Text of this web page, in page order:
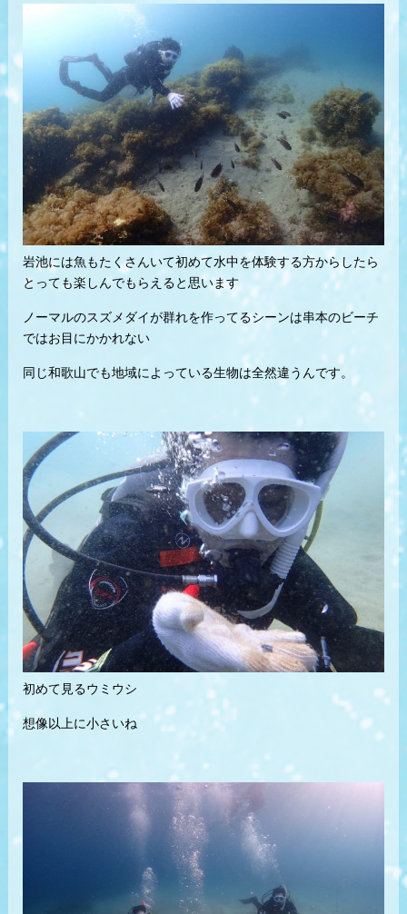
岩池には魚もたくさんいて初めて水中を体験する方からしたら
とっても楽しんでもらえると思います
ノーマルのスズメダイが群れを作ってるシーンは串本のビーチ
ではお目にかかれない
同じ和歌山でも地域によっている生物は全然違うんです。
初めて見るウミウシ
想像以上に小さいね